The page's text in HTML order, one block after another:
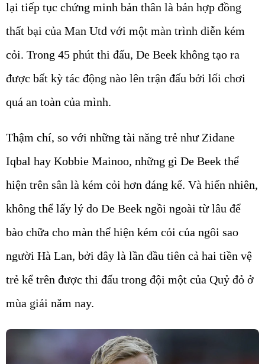
lại tiếp tục chứng minh bản thân là bản hợp đồng
thất bại của Man Utd với một màn trình diễn kém
cỏi. Trong 45 phút thi đấu, De Beek không tạo ra
được bất kỳ tác động nào lên trận đấu bởi lối chơi
quá an toàn của mình.
Thậm chí, so với những tài năng trẻ như Zidane
Iqbal hay Kobbie Mainoo, những gì De Beek thể
hiện trên sân là kém cỏi hơn đáng kể. Và hiển nhiên,
không thể lấy lý do De Beek ngồi ngoài từ lâu để
bào chữa cho màn thể hiện kém cỏi của ngôi sao
người Hà Lan, bởi đây là lần đầu tiên cả hai tiền vệ
trẻ kể trên được thi đấu trong đội một của Quỷ đỏ ở
mùa giải năm nay.